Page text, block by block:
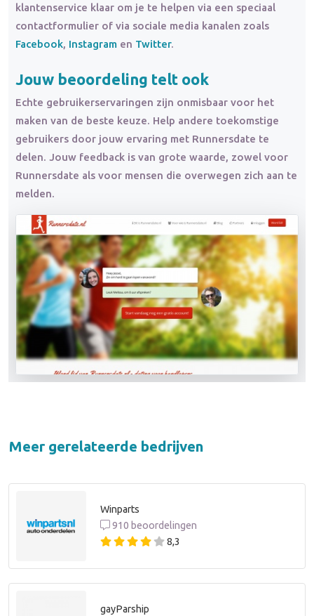
klantenservice klaar om je te helpen via een speciaal
contactformulier of via sociale media kanalen zoals
Facebook, Instagram en Twitter.
Jouw beoordeling telt ook
Echte gebruikerservaringen zijn onmisbaar voor het
maken van de beste keuze. Help andere toekomstige
gebruikers door jouw ervaring met Runnersdate te
delen. Jouw feedback is van grote waarde, zowel voor
Runnersdate als voor mensen die overwegen zich aan te
melden.
Meer gerelateerde bedrijven
Winparts
910 beoordelingen
8,3
gayParship